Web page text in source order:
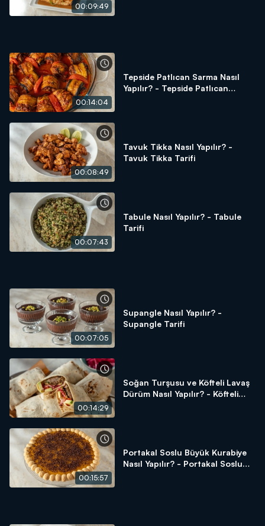
00:09:49
00:14:04
Tepside Patlıcan Sarma Nasıl
Yapılır? - Tepside Patlıcan
00:08:49
Tavuk Tikka Nasıl Yapılır? -
Tavuk Tikka Tarifi
00:07:43
Tabule Nasıl Yapılır? - Tabule
Tarifi
00:07:05
Supangle Nasıl Yapılır? -
Supangle Tarifi
00:14:29
Soğan Turşusu ve Köfteli Lavaş
Dürüm Nasıl Yapılır? - Köfteli
00:15:57
Portakal Soslu Büyük Kurabiye
Nasıl Yapılır? - Portakal Soslu